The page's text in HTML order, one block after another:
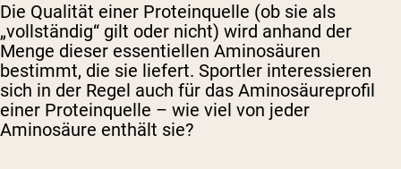
Die Qualität einer Proteinquelle (ob sie als
„vollständig“ gilt oder nicht) wird anhand der
Menge dieser essentiellen Aminosäuren
bestimmt, die sie liefert. Sportler interessieren
sich in der Regel auch für das Aminosäureprofil
einer Proteinquelle – wie viel von jeder
Aminosäure enthält sie?